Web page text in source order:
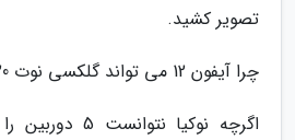
تصویر کشید.
چرا آیفون 12 می تواند گلکسی نوت 20 را شکست دهد؟
اگرچه نوکیا